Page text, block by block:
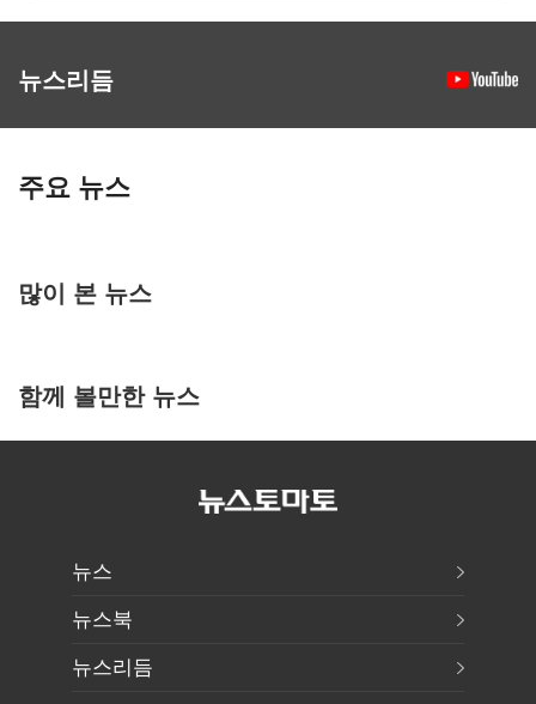
뉴스리듬
주요 뉴스
많이 본 뉴스
함께 볼만한 뉴스
뉴스
뉴스북
뉴스리듬